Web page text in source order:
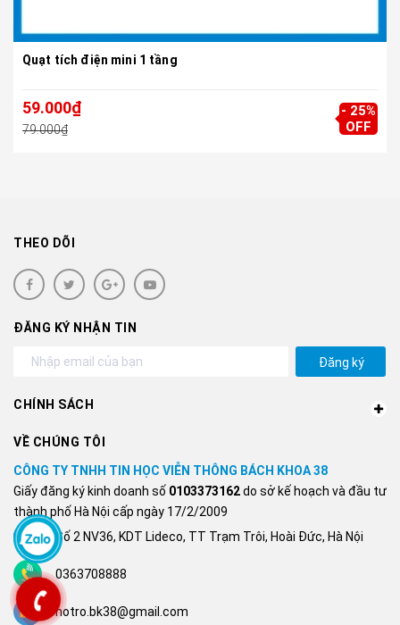
Quạt tích điện mini 1 tầng
59.000₫
79.000₫
- 25%
OFF
THEO DÕI
ĐĂNG KÝ NHẬN TIN
Đăng ký
CHÍNH SÁCH
VỀ CHÚNG TÔI
CÔNG TY TNHH TIN HỌC VIỄN THÔNG BÁCH KHOA 38
Giấy đăng ký kinh doanh số 0103373162do sở kế hoạch và đầu tư
thành phố Hà Nội cấp ngày 17/2/2009
Số 2 NV36, KDT Lideco, TT Trạm Trôi, Hoài Đức, Hà Nội
0363708888
hotro.bk38@gmail.com